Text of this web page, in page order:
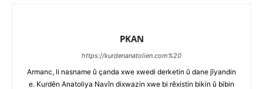
PKAN
https://kurdenanatolien.com%20
Armanc, li nasname û çanda xwe xwedi derketin û dane jîyandin
e. Kurdên Anatoliya Navîn dixwazin xwe bi rêxistin bikin û bibin